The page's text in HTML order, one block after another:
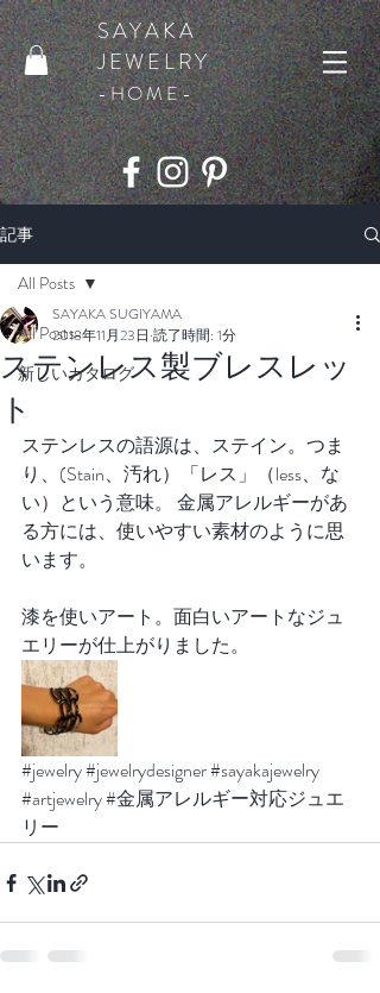
SAYAKA
JEWELRY
​-HOME-
記事
All Posts
新しいカタログ
All Posts
ステンレス製ブレスレッ
ト
SAYAKA SUGIYAMA
2018年11月23日 読了時間: 1分
ステンレスの語源は、ステイン。つま
り、(Stain、汚れ）「レス」（less、な
い）という意味。 金属アレルギーがあ
る方には、使いやすい素材のように思
います。
漆を使いアート。面白いアートなジュ
エリーが仕上がりました。
#jewelry#jewelrydesigner#sayakajewelry
#artjewelry#金属アレルギー対応ジュエ
リー